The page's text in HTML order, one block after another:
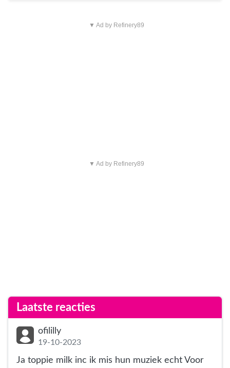
▼ Ad by Refinery89
▼ Ad by Refinery89
Laatste reacties
ofililly
19-10-2023
Ja toppie milk inc ik mis hun muziek echt Voor